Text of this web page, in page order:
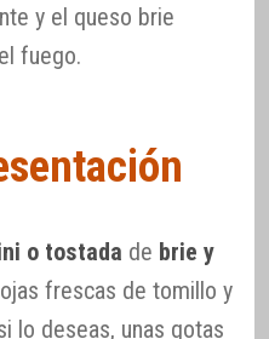
y el queso brie
fuego.
o tostada de brie y
frescas de tomillo y
lo deseas, unas gotas